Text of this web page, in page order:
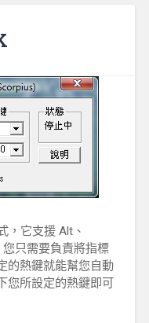
，它支援 Alt、
只需要負責將指標
的熱鍵就能幫您自動
您所設定的熱鍵即可